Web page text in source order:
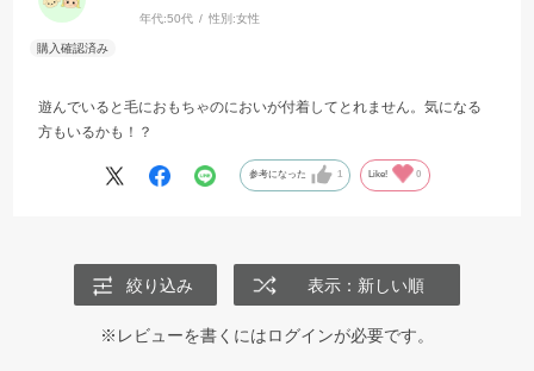
年代:50代 性別:女性
遊んでいると毛におもちゃのにおいが付着してとれません。気になる
方もいるかも！？
参考になった 1 Like! 0
絞り込み 表示：新しい順
※レビューを書くにはログインが必要です。